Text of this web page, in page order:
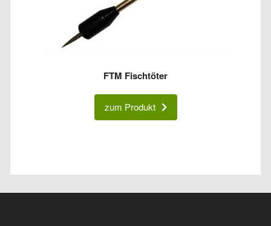
FTM Fischtöter
zum Produkt